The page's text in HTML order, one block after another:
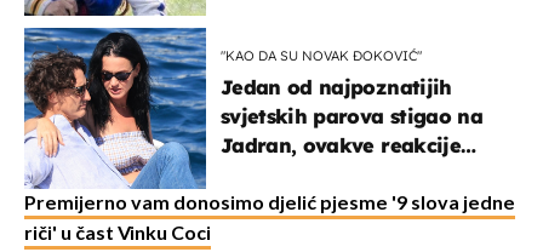
"KAO DA SU NOVAK ĐOKOVIĆ"
Jedan od najpoznatijih
svjetskih parova stigao na
Jadran, ovakve reakcije
Premijerno vam donosimo djelić pjesme '9 slova jedne
riči' u čast Vinku Coci